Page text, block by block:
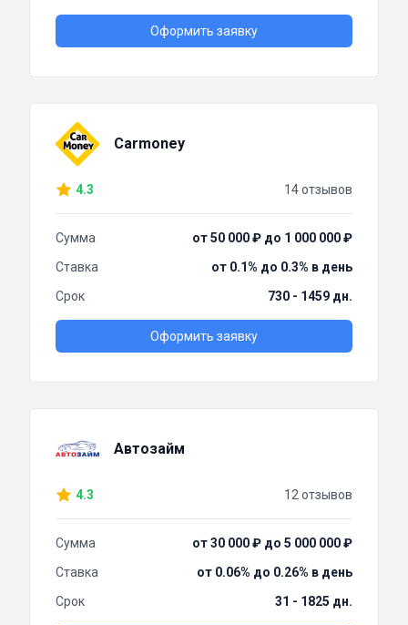
Оформить заявку
Carmoney
4.3 14 отзывов
Сумма
от 50 000 ₽ до 1 000 000 ₽
Ставка
от 0.1% до 0.3% в день
Срок
730 - 1459 дн.
Оформить заявку
Автозайм
4.3 12 отзывов
Сумма
от 30 000 ₽ до 5 000 000 ₽
Ставка
от 0.06% до 0.26% в день
Срок
31 - 1825 дн.